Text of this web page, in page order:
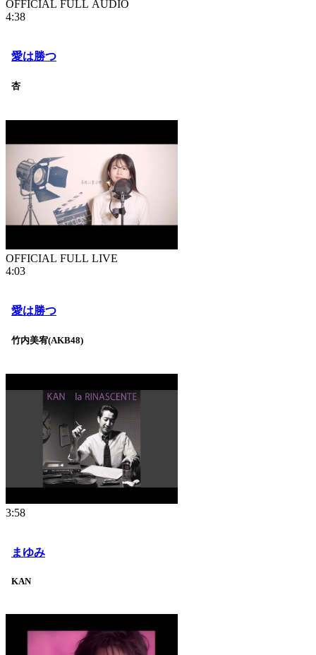
OFFICIAL FULL AUDIO
4:38
愛は勝つ
杏
OFFICIAL FULL LIVE
4:03
愛は勝つ
竹内美宥(AKB48)
3:58
まゆみ
KAN